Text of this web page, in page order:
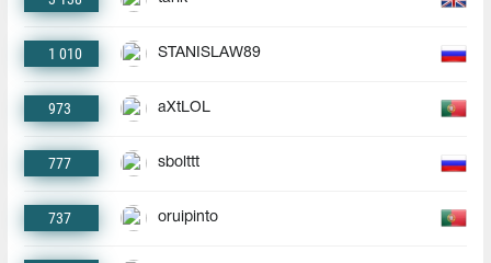
1 010 STANISLAW89
973 aXtLOL
777 sbolttt
737 oruipinto